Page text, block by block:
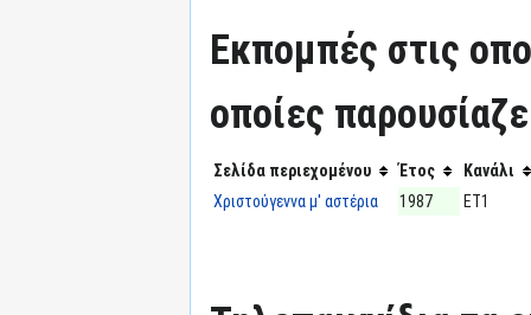
Εκπομπές στις
οποίες
Σελίδα περιεχομένου Έτος
Κανάλι
Χριστούγεννα μ' αστέρια
1987 ΕΤ1